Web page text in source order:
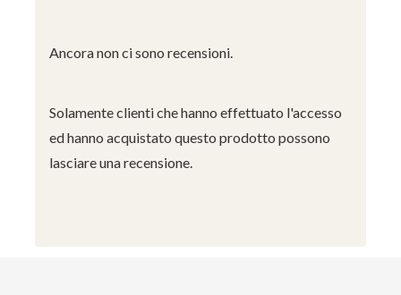
Ancora non ci sono recensioni.
Solamente clienti che hanno effettuato l'accesso
ed hanno acquistato questo prodotto possono
lasciare una recensione.